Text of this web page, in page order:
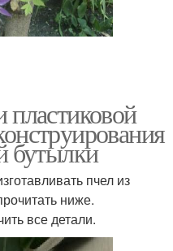
бутылки
пчел из
ниже.
все детали.